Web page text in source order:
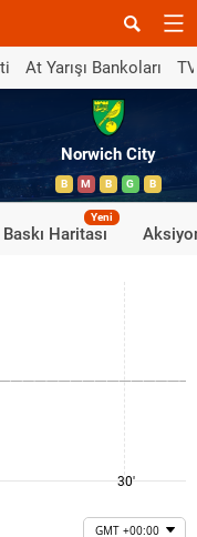
At Yarışı Bankoları
Norwich City
B M B G B
Baskı Haritası
Yeni
30'
GMT +00:00